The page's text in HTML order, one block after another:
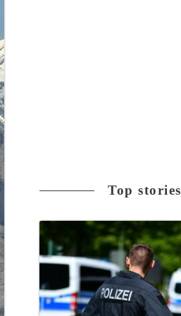
Top stories